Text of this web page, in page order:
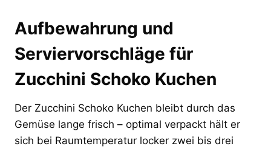
Aufbewahrung und
Serviervorschläge für
Zucchini Schoko Kuchen
Der Zucchini Schoko Kuchen bleibt durch das
Gemüse lange frisch – optimal verpackt hält er
sich bei Raumtemperatur locker zwei bis drei